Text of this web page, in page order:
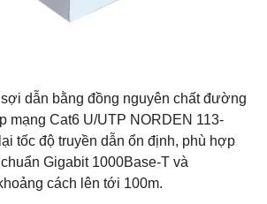
dẫn bằng đồng nguyên chất đường
mạng Cat6 U/UTP NORDEN 113-
tốc độ truyền dẫn ổn định, phù hợp
Gigabit 1000Base-T và
cách lên tới 100m.